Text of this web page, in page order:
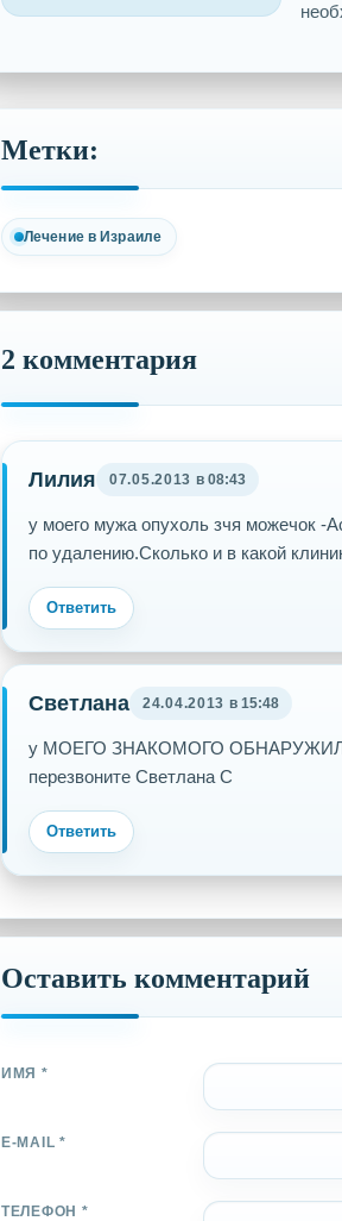
Метки:
Лечение в Израиле
2 комментария
Лилия 07.05.2013 в 08:43
у моего мужа опухоль зчя можечок -
по удалению.Сколько и в какой
Ответить
Cветлана 24.04.2013 в 15:48
у МОЕГО ЗНАКОМОГО
перезвоните Светлана С
Ответить
Оставить комментарий
ИМЯ *
E-MAIL *
ТЕЛЕФОН *